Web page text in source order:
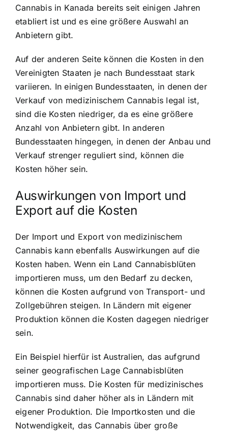
Cannabis in Kanada bereits seit einigen Jahren
etabliert ist und es eine größere Auswahl an
Anbietern gibt.
Auf der anderen Seite können die Kosten in den
Vereinigten Staaten je nach Bundesstaat stark
variieren. In einigen Bundesstaaten, in denen der
Verkauf von medizinischem Cannabis legal ist,
sind die Kosten niedriger, da es eine größere
Anzahl von Anbietern gibt. In anderen
Bundesstaaten hingegen, in denen der Anbau und
Verkauf strenger reguliert sind, können die
Kosten höher sein.
Auswirkungen von Import und
Export auf die Kosten
Der Import und Export von medizinischem
Cannabis kann ebenfalls Auswirkungen auf die
Kosten haben. Wenn ein Land Cannabisblüten
importieren muss, um den Bedarf zu decken,
können die Kosten aufgrund von Transport- und
Zollgebühren steigen. In Ländern mit eigener
Produktion können die Kosten dagegen niedriger
sein.
Ein Beispiel hierfür ist Australien, das aufgrund
seiner geografischen Lage Cannabisblüten
importieren muss. Die Kosten für medizinisches
Cannabis sind daher höher als in Ländern mit
eigener Produktion. Die Importkosten und die
Notwendigkeit, das Cannabis über große